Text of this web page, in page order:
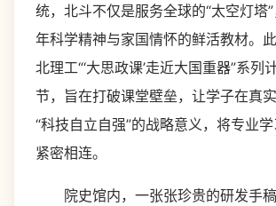
统，北斗不仅是服务全球的“太空灯塔
年科学精神与家国情怀的鲜活教材。
北理工“‘大思政课’走近大国重器”系列
节，旨在打破课堂壁垒，让学子在真
“科技自立自强”的战略意义，将专业
紧密相连。
院史馆内，一张张珍贵的研发手